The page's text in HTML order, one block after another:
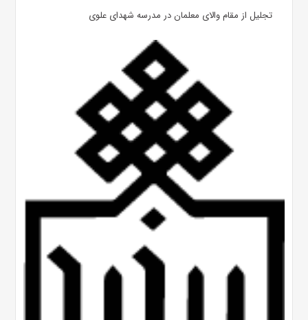
تجلیل از مقام والای معلمان در مدرسه شهدای علوی